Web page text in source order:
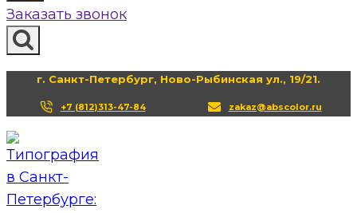
Заказать звонок
г. Санкт-Петербург, Ново-Рыбинская ул., 19/21.
+7 (812)313-47-84 zakaz@abscolor.ru